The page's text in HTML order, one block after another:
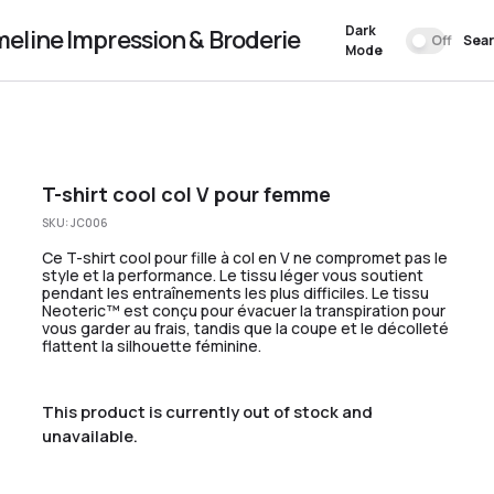
Impression & Broderie
Dark
Mode
Off
T-shirt cool col V pour femme
SKU:JC006
Ce T-shirt cool pour fille à col en V ne compromet pas le
style et la performance. Le tissu léger vous soutient
pendant les entraînements les plus difficiles. Le tissu
Neoteric™ est conçu pour évacuer la transpiration pour
vous garder au frais, tandis que la coupe et le décolleté
flattent la silhouette féminine.
This product is currently out of stock and
unavailable.